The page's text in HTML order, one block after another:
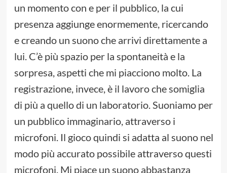
un momento con e per il pubblico, la cui
presenza aggiunge enormemente, ricercando
e creando un suono che arrivi direttamente a
lui. C’è più spazio per la spontaneità e la
sorpresa, aspetti che mi piacciono molto. La
registrazione, invece, è il lavoro che somiglia
di più a quello di un laboratorio. Suoniamo per
un pubblico immaginario, attraverso i
microfoni. Il gioco quindi si adatta al suono nel
modo più accurato possibile attraverso questi
microfoni. Mi piace un suono abbastanza